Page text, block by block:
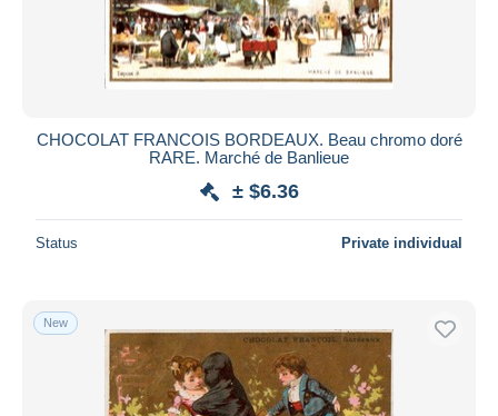
Submit
CHOCOLAT FRANCOIS BORDEAUX. Beau chromo doré
RARE. Marché de Banlieue
± $6.36
Status Private individual
New